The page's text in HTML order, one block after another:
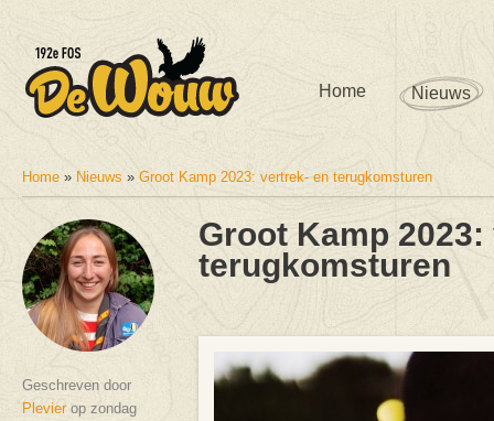
Home Nieuws
U bent hier
Home » Nieuws » Groot Kamp 2023: vertrek- en terugkomsturen
Geschreven door
Plevierop zondag
Groot Kamp
terugkomsturen